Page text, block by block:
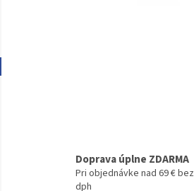
Doprava úplne ZDARMA
Pri objednávke nad 69 € bez
dph